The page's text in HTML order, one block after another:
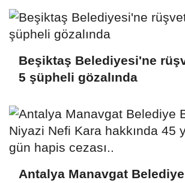
Beşiktaş Belediyesi'ne
5 şüpheli gözalında
Antalya Manavgat Belediye